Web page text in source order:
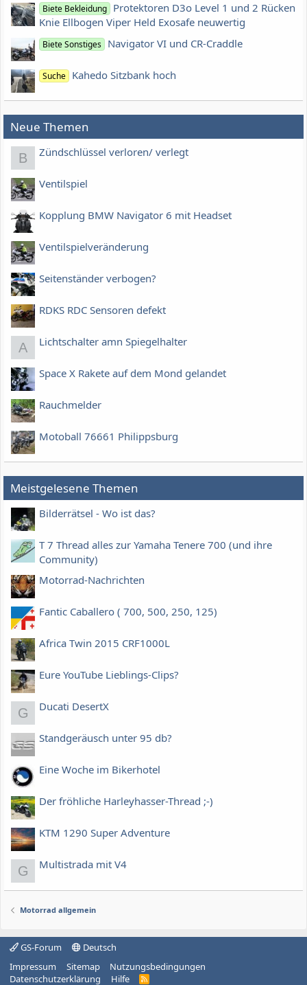
Biete Bekleidung Protektoren D3o Level 1 und 2 Rücken
Knie Ellbogen Viper Held Exosafe neuwertig
Biete Sonstiges Navigator VI und CR-Craddle
Suche Kahedo Sitzbank hoch
Neue Themen
B Zündschlüssel verloren/ verlegt
Ventilspiel
Kopplung BMW Navigator 6 mit Headset
Ventilspielveränderung
Seitenständer verbogen?
RDKS RDC Sensoren defekt
A Lichtschalter amn Spiegelhalter
Space X Rakete auf dem Mond gelandet
Rauchmelder
Motoball 76661 Philippsburg
Meistgelesene Themen
Bilderrätsel - Wo ist das?
T 7 Thread alles zur Yamaha Tenere 700 (und ihre
Community)
Motorrad-Nachrichten
Fantic Caballero ( 700, 500, 250, 125)
Africa Twin 2015 CRF1000L
Eure YouTube Lieblings-Clips?
G Ducati DesertX
Standgeräusch unter 95 db?
Eine Woche im Bikerhotel
Der fröhliche Harleyhasser-Thread ;-)
KTM 1290 Super Adventure
G Multistrada mit V4
Motorrad allgemein
GS-Forum
Deutsch
Impressum
Sitemap
Nutzungsbedingungen
Datenschutzerklärung
Hilfe
R